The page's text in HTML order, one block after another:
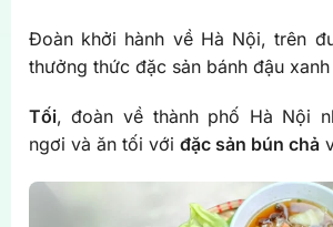
Đoàn khởi hành về Hà Nội, trên
thưởng thức đặc sản bánh đậu
Tối, đoàn về thành phố Hà Nội
ngơi và ăn tối với đặc sản bún chả